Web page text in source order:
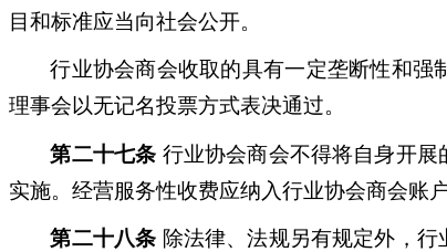
目和标准应当向社会公开。
行业协会商会收取的具有一定垄断性和强
理事会以无记名投票方式表决通过。
第二十七条 行业协会商会不得将自身开
实施。经营服务性收费应纳入行业协会商会账
第二十八条 除法律、法规另有规定外，